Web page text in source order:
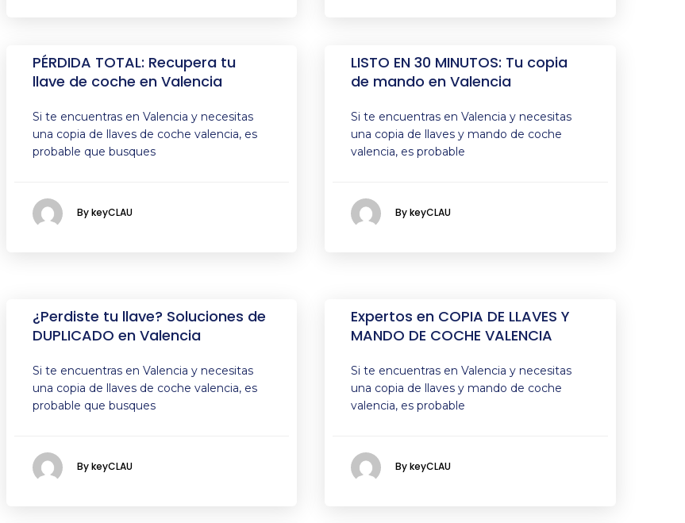
PÉRDIDA TOTAL: Recupera tu
llave de coche en Valencia
Si te encuentras en Valencia y necesitas
una copia de llaves de coche valencia, es
probable que busques
By keyCLAU
LISTO EN 30 MINUTOS: Tu copia
de mando en Valencia
Si te encuentras en Valencia y necesitas
una copia de llaves y mando de coche
valencia, es probable
By keyCLAU
¿Perdiste tu llave? Soluciones de
DUPLICADO en Valencia
Si te encuentras en Valencia y necesitas
una copia de llaves de coche valencia, es
probable que busques
By keyCLAU
Expertos en COPIA DE LLAVES Y
MANDO DE COCHE VALENCIA
Si te encuentras en Valencia y necesitas
una copia de llaves y mando de coche
valencia, es probable
By keyCLAU